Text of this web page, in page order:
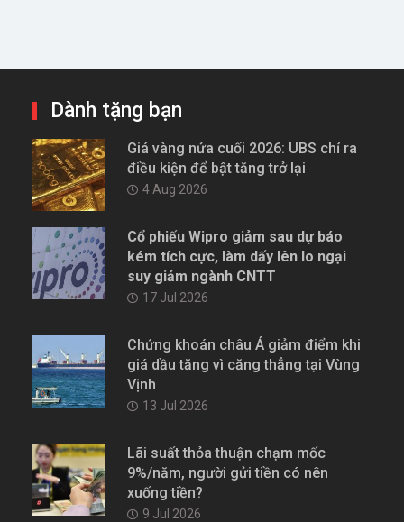
Dành tặng bạn
Giá vàng nửa cuối 2026: UBS chỉ ra
điều kiện để bật tăng trở lại
4 Aug 2026
Cổ phiếu Wipro giảm sau dự báo
kém tích cực, làm dấy lên lo ngại
suy giảm ngành CNTT
17 Jul 2026
Chứng khoán châu Á giảm điểm khi
giá dầu tăng vì căng thẳng tại Vùng
Vịnh
13 Jul 2026
Lãi suất thỏa thuận chạm mốc
9%/năm, người gửi tiền có nên
xuống tiền?
9 Jul 2026